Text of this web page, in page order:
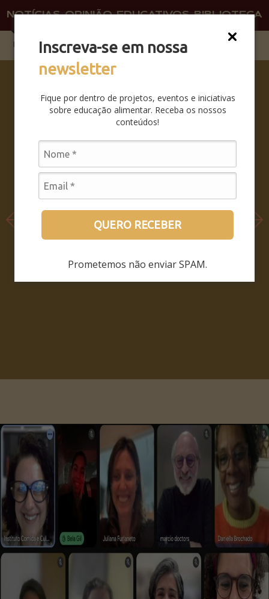
Inscreva-se em nossa
newsletter
Fique por dentro de projetos, eventos e iniciativas
sobre educação alimentar. Receba os nossos
conteúdos!
QUERO RECEBER
Prometemos não enviar SPAM.
NOTÍCIAS OPINIÃO EDUCATIVOS BIBLIOTECA
SABERES
DA BOCA
PRA
SAIBA
COMO
FOI O
SEMINÁRI
LEIA MAIS